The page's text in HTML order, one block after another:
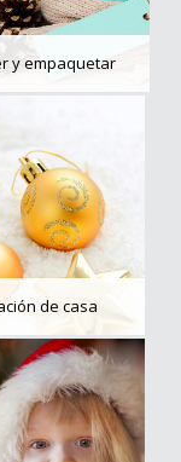
y empaquetar
de casa